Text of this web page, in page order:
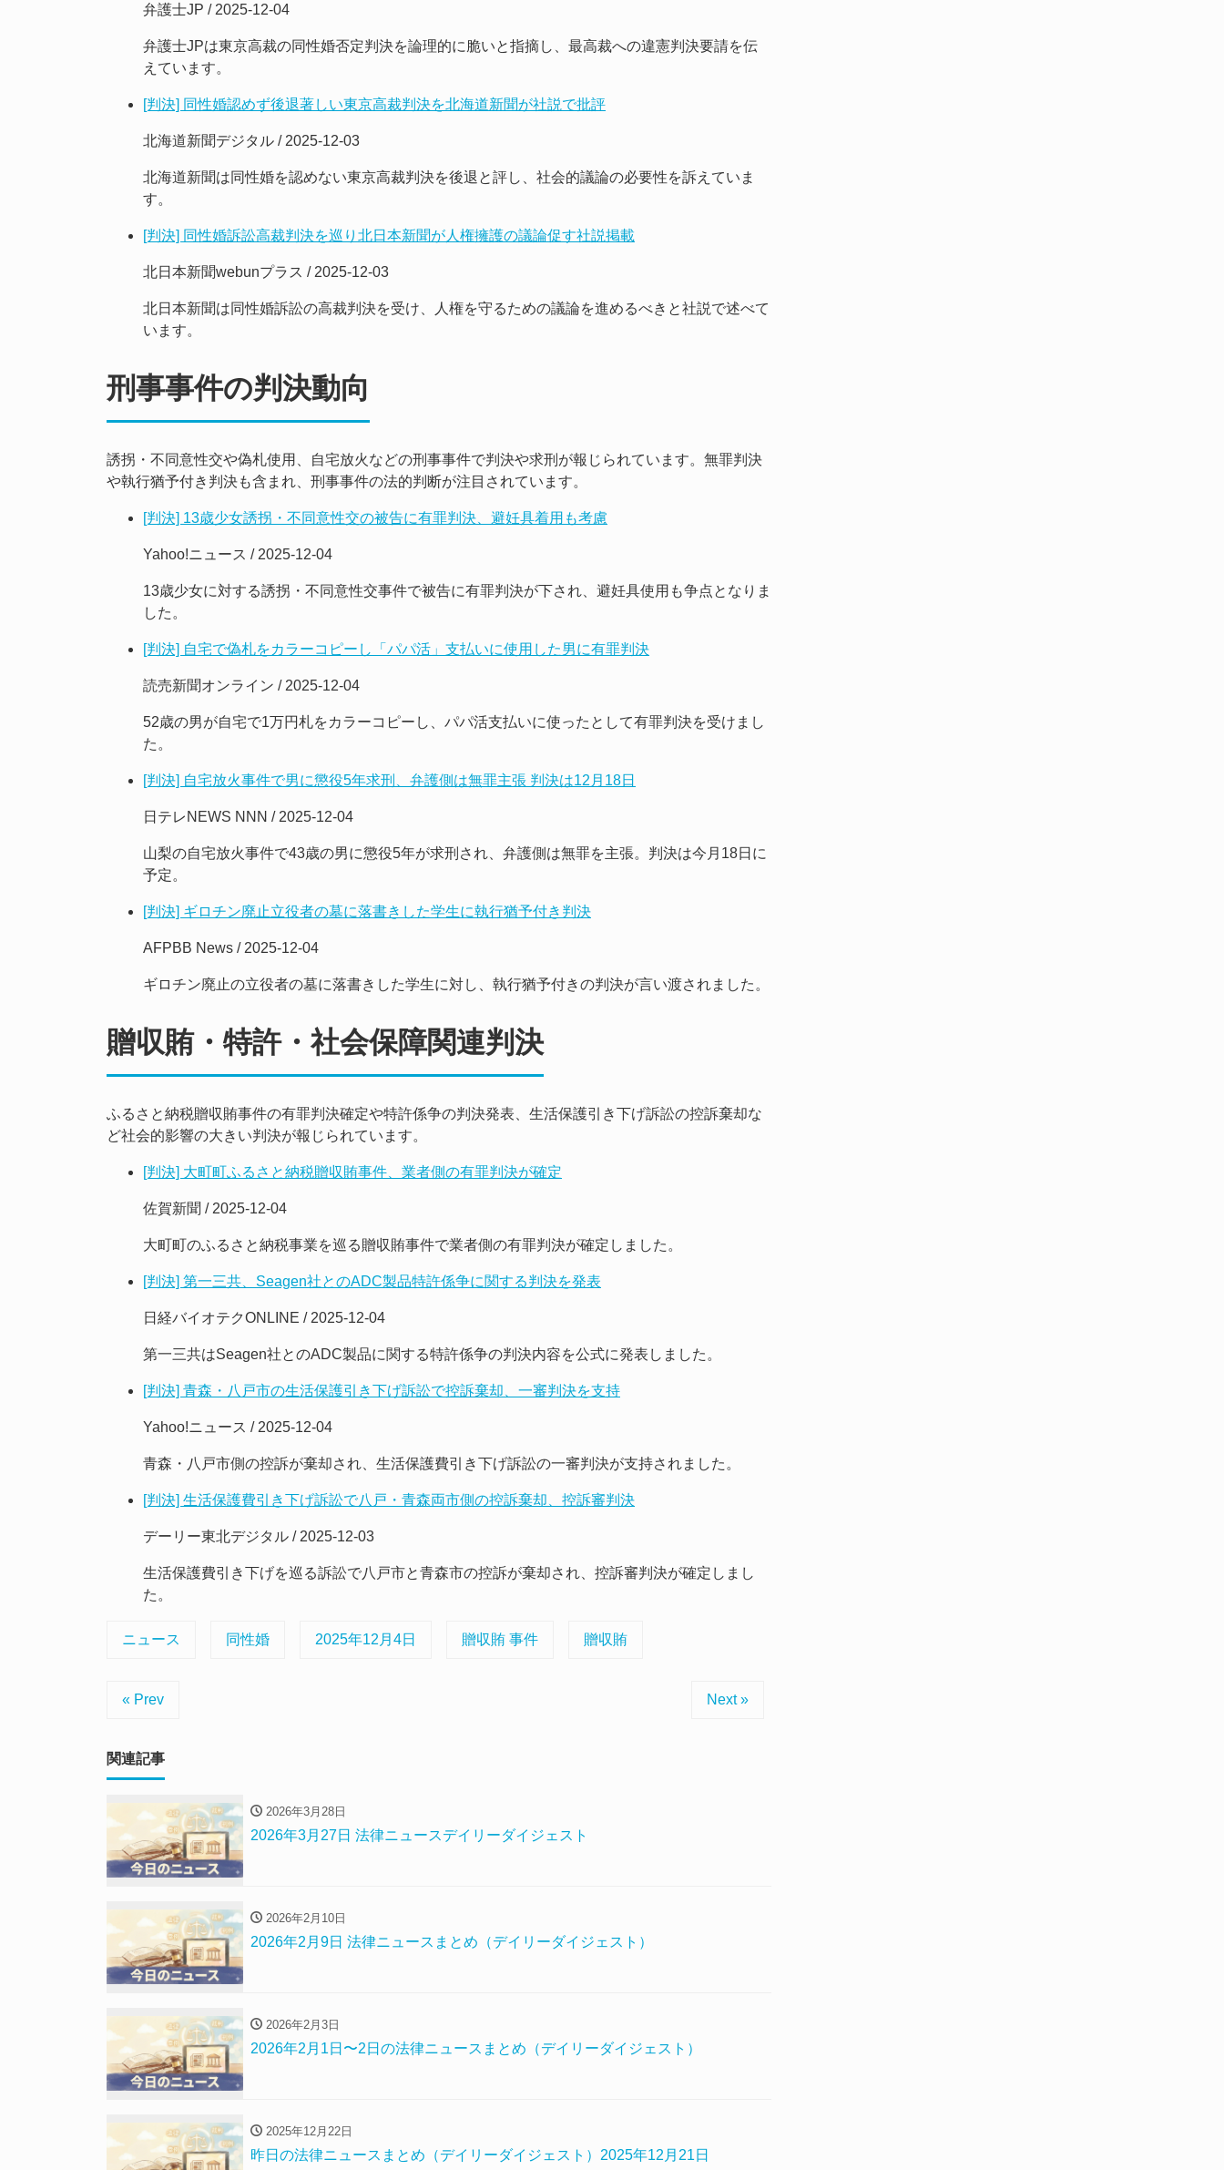
弁護士JP / 2025-12-04
弁護士JPは東京高裁の同性婚否定判決を論理的に脆いと指摘し、最高裁への違憲判決要請を伝
えています。
[判決] 同性婚認めず後退著しい東京高裁判決を北海道新聞が社説で批評
北海道新聞デジタル / 2025-12-03
北海道新聞は同性婚を認めない東京高裁判決を後退と評し、社会的議論の必要性を訴えていま
す。
[判決] 同性婚訴訟高裁判決を巡り北日本新聞が人権擁護の議論促す社説掲載
北日本新聞webunプラス / 2025-12-03
北日本新聞は同性婚訴訟の高裁判決を受け、人権を守るための議論を進めるべきと社説で述べて
います。
刑事事件の判決動向
誘拐・不同意性交や偽札使用、自宅放火などの刑事事件で判決や求刑が報じられています。無罪判決
や執行猶予付き判決も含まれ、刑事事件の法的判断が注目されています。
[判決] 13歳少女誘拐・不同意性交の被告に有罪判決、避妊具着用も考慮
Yahoo!ニュース / 2025-12-04
13歳少女に対する誘拐・不同意性交事件で被告に有罪判決が下され、避妊具使用も争点となりま
した。
[判決] 自宅で偽札をカラーコピーし「パパ活」支払いに使用した男に有罪判決
読売新聞オンライン / 2025-12-04
52歳の男が自宅で1万円札をカラーコピーし、パパ活支払いに使ったとして有罪判決を受けまし
た。
[判決] 自宅放火事件で男に懲役5年求刑、弁護側は無罪主張 判決は12月18日
日テレNEWS NNN / 2025-12-04
山梨の自宅放火事件で43歳の男に懲役5年が求刑され、弁護側は無罪を主張。判決は今月18日に
予定。
[判決] ギロチン廃止立役者の墓に落書きした学生に執行猶予付き判決
AFPBB News / 2025-12-04
ギロチン廃止の立役者の墓に落書きした学生に対し、執行猶予付きの判決が言い渡されました。
贈収賄・特許・社会保障関連判決
ふるさと納税贈収賄事件の有罪判決確定や特許係争の判決発表、生活保護引き下げ訴訟の控訴棄却な
ど社会的影響の大きい判決が報じられています。
[判決] 大町町ふるさと納税贈収賄事件、業者側の有罪判決が確定
佐賀新聞 / 2025-12-04
大町町のふるさと納税事業を巡る贈収賄事件で業者側の有罪判決が確定しました。
[判決] 第一三共、Seagen社とのADC製品特許係争に関する判決を発表
日経バイオテクONLINE / 2025-12-04
第一三共はSeagen社とのADC製品に関する特許係争の判決内容を公式に発表しました。
[判決] 青森・八戸市の生活保護引き下げ訴訟で控訴棄却、一審判決を支持
Yahoo!ニュース / 2025-12-04
青森・八戸市側の控訴が棄却され、生活保護費引き下げ訴訟の一審判決が支持されました。
[判決] 生活保護費引き下げ訴訟で八戸・青森両市側の控訴棄却、控訴審判決
デーリー東北デジタル / 2025-12-03
生活保護費引き下げを巡る訴訟で八戸市と青森市の控訴が棄却され、控訴審判決が確定しまし
た。
ニュース 同性婚 2025年12月4日 贈収賄 事件 贈収賄
« Prev Next »
関連記事
2026年3月28日
2026年3月27日 法律ニュースデイリーダイジェスト
2026年2月10日
2026年2月9日 法律ニュースまとめ（デイリーダイジェスト）
2026年2月3日
2026年2月1日〜2日の法律ニュースまとめ（デイリーダイジェスト）
2025年12月22日
昨日の法律ニュースまとめ（デイリーダイジェスト）2025年12月21日